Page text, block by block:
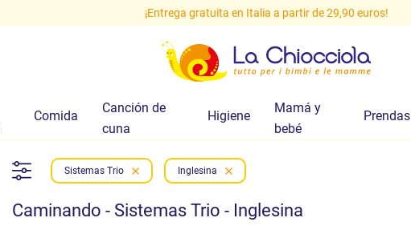
¡Entrega gratuita en Italia a partir de 29,90 euros!
Comida
Canción de
cuna
Higiene
Mamá y
bebé
Prendas
Sistemas Trio Inglesina
Caminando - Sistemas Trio - Inglesina